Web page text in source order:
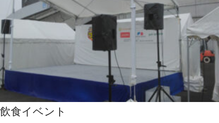
飲食イベント